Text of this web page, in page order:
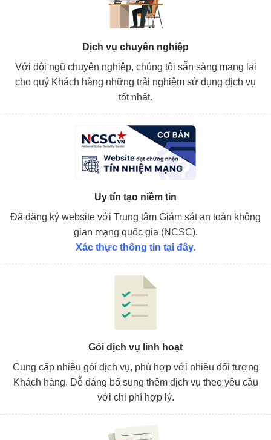
Dịch vụ chuyên nghiệp
Với đội ngũ chuyên nghiệp, chúng tôi sẵn sàng mang lại
cho quý Khách hàng những trải nghiệm sử dụng dịch vụ
tốt nhất.
Uy tín tạo niềm tin
Đã đăng ký website với Trung tâm Giám sát an toàn không
gian mạng quốc gia (NCSC).
Xác thực thông tin tại đây.
Gói dịch vụ linh hoạt
Cung cấp nhiều gói dịch vụ, phù hợp với nhiều đối tượng
Khách hàng. Dễ dàng bổ sung thêm dịch vụ theo yêu cầu
với chi phí hợp lý.